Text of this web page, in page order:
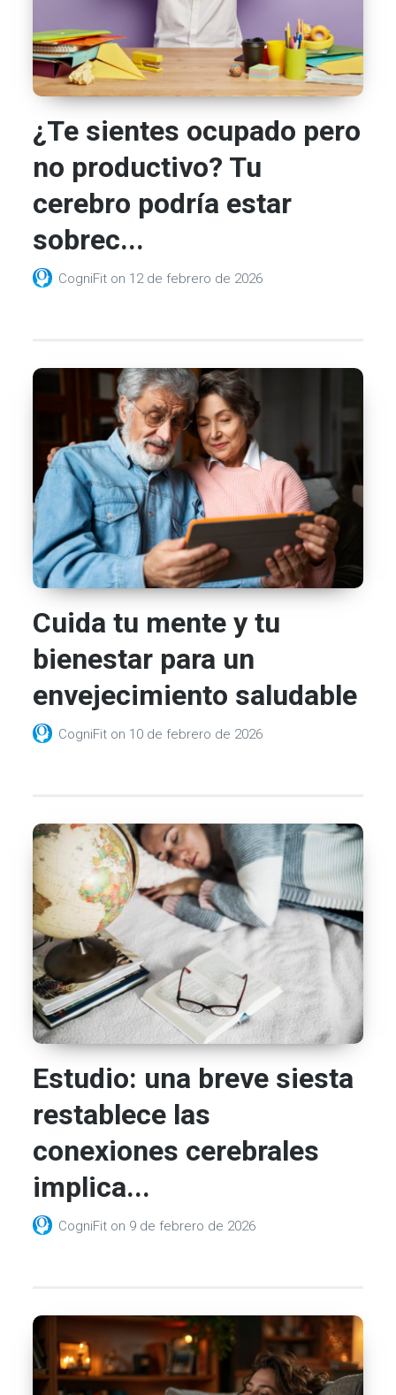
¿Te sientes ocupado pero
no productivo? Tu
cerebro podría estar
sobrec...
CogniFit on 12 de febrero de 2026
Cuida tu mente y tu
bienestar para un
envejecimiento saludable
CogniFit on 10 de febrero de 2026
Estudio: una breve siesta
restablece las
conexiones cerebrales
implica...
CogniFit on 9 de febrero de 2026